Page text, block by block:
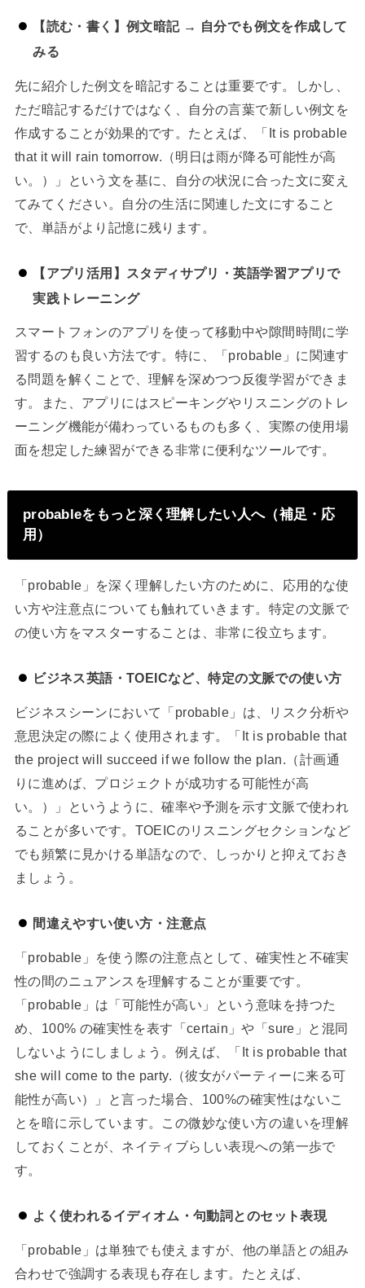
【読む・書く】例文暗記 → 自分でも例文を作成して
みる
先に紹介した例文を暗記することは重要です。しかし、
ただ暗記するだけではなく、自分の言葉で新しい例文を
作成することが効果的です。たとえば、「It is probable
that it will rain tomorrow.（明日は雨が降る可能性が高
い。）」という文を基に、自分の状況に合った文に変え
てみてください。自分の生活に関連した文にすること
で、単語がより記憶に残ります。
【アプリ活用】スタディサプリ・英語学習アプリで
実践トレーニング
スマートフォンのアプリを使って移動中や隙間時間に学
習するのも良い方法です。特に、「probable」に関連す
る問題を解くことで、理解を深めつつ反復学習ができま
す。また、アプリにはスピーキングやリスニングのトレ
ーニング機能が備わっているものも多く、実際の使用場
面を想定した練習ができる非常に便利なツールです。
probableをもっと深く理解したい人へ（補足・応
用）
「probable」を深く理解したい方のために、応用的な使
い方や注意点についても触れていきます。特定の文脈で
の使い方をマスターすることは、非常に役立ちます。
ビジネス英語・TOEICなど、特定の文脈での使い方
ビジネスシーンにおいて「probable」は、リスク分析や
意思決定の際によく使用されます。「It is probable that
the project will succeed if we follow the plan.（計画通
りに進めば、プロジェクトが成功する可能性が高
い。）」というように、確率や予測を示す文脈で使われ
ることが多いです。TOEICのリスニングセクションなど
でも頻繁に見かける単語なので、しっかりと抑えておき
ましょう。
間違えやすい使い方・注意点
「probable」を使う際の注意点として、確実性と不確実
性の間のニュアンスを理解することが重要です。
「probable」は「可能性が高い」という意味を持つた
め、100% の確実性を表す「certain」や「sure」と混同
しないようにしましょう。例えば、「It is probable that
she will come to the party.（彼女がパーティーに来る可
能性が高い）」と言った場合、100%の確実性はないこ
とを暗に示しています。この微妙な使い方の違いを理解
しておくことが、ネイティブらしい表現への第一歩で
す。
よく使われるイディオム・句動詞とのセット表現
「probable」は単独でも使えますが、他の単語との組み
合わせで強調する表現も存在します。たとえば、